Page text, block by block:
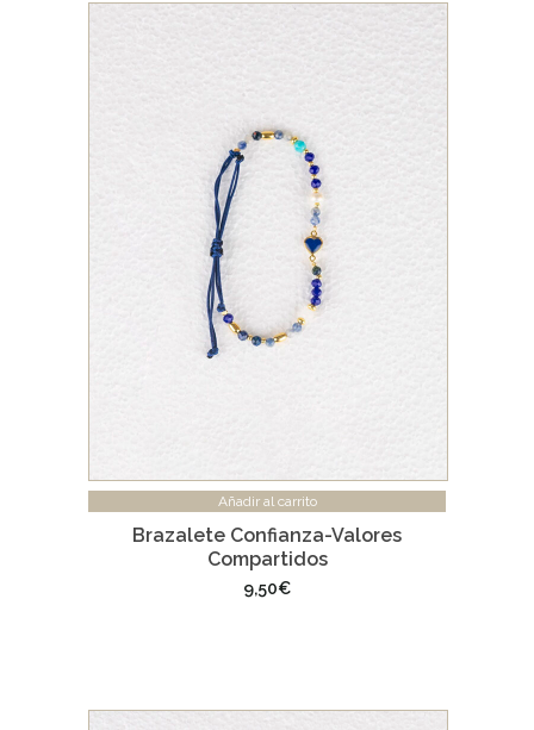
Añadir al carrito
Brazalete Confianza-Valores
Compartidos
9,50€